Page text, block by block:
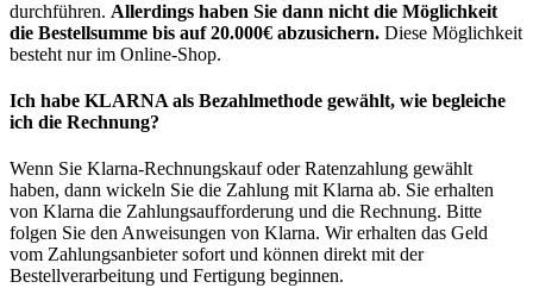
durchführen. Allerdings haben Sie dann nicht die Möglichkeit
die Bestellsumme bis auf 20.000€ abzusichern. Diese Möglichkeit
besteht nur im Online-Shop.
Ich habe KLARNA als Bezahlmethode gewählt, wie begleiche
ich die Rechnung?
Wenn Sie Klarna-Rechnungskauf oder Ratenzahlung gewählt
haben, dann wickeln Sie die Zahlung mit Klarna ab. Sie erhalten
von Klarna die Zahlungsaufforderung und die Rechnung. Bitte
folgen Sie den Anweisungen von Klarna. Wir erhalten das Geld
vom Zahlungsanbieter sofort und können direkt mit der
Bestellverarbeitung und Fertigung beginnen.